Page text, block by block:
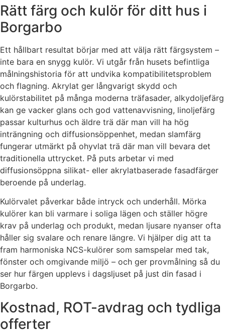
Rätt färg och kulör för ditt hus i
Borgarbo
Ett hållbart resultat börjar med att välja rätt färgsystem –
inte bara en snygg kulör. Vi utgår från husets befintliga
målningshistoria för att undvika kompatibilitetsproblem
och flagning. Akrylat ger långvarigt skydd och
kulörstabilitet på många moderna träfasader, alkydoljefärg
kan ge vacker glans och god vattenavvisning, linoljefärg
passar kulturhus och äldre trä där man vill ha hög
inträngning och diffusionsöppenhet, medan slamfärg
fungerar utmärkt på ohyvlat trä där man vill bevara det
traditionella uttrycket. På puts arbetar vi med
diffusionsöppna silikat- eller akrylatbaserade fasadfärger
beroende på underlag.
Kulörvalet påverkar både intryck och underhåll. Mörka
kulörer kan bli varmare i soliga lägen och ställer högre
krav på underlag och produkt, medan ljusare nyanser ofta
håller sig svalare och renare längre. Vi hjälper dig att ta
fram harmoniska NCS-kulörer som samspelar med tak,
fönster och omgivande miljö – och ger provmålning så du
ser hur färgen upplevs i dagsljuset på just din fasad i
Borgarbo.
Kostnad, ROT-avdrag och tydliga
offerter